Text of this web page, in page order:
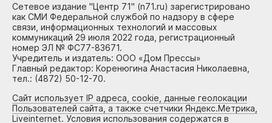
Сетевое издание "Центр 71" (n71.ru) зарегистрировано
как СМИ Федеральной службой по надзору в сфере
связи, информационных технологий и массовых
коммуникаций 29 июля 2022 года, регистрационный
номер ЭЛ № ФС77-83671.
Учредитель и издатель: ООО «Дом Прессы»
Главный редактор: Коренюгина Анастасия Николаевна,
тел.: (4872) 50-12-70.
Сайт использует IP адреса, cookie, данные геолокации
Пользователей сайта, а также счетчики Яндекс.Метрика,
Liveinternet. Условия использования содержатся в